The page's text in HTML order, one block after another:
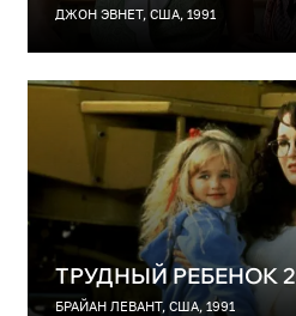
ДЖОН ЭВНЕТ, США, 1991
ТРУДНЫЙ РЕБЕНОК 2
БРАЙАН ЛЕВАНТ, США, 1991